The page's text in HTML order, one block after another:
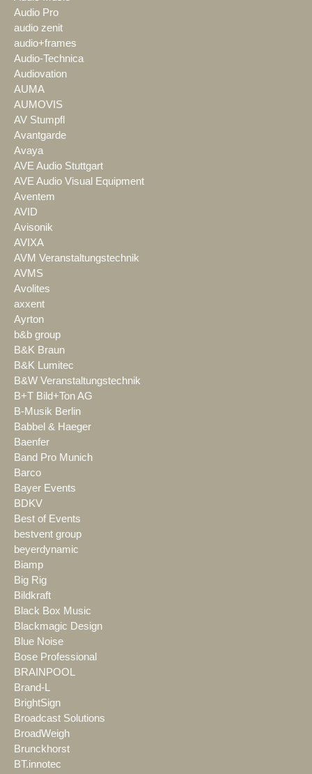
Audio Pro
audio zenit
audio+frames
Audio-Technica
Audiovation
AUMA
AUMOVIS
AV Stumpfl
Avantgarde
Avaya
AVE Audio Stuttgart
AVE Audio Visual Equipment
Aventem
AVID
Avisonik
AVIXA
AVM Veranstaltungstechnik
AVMS
Avolites
axxent
Ayrton
b&b group
B&K Braun
B&K Lumitec
B&W Veranstaltungstechnik
B+T Bild+Ton AG
B-Musik Berlin
Babbel & Haeger
Baenfer
Band Pro Munich
Barco
Bayer Events
BDKV
Best of Events
bestvent group
beyerdynamic
Biamp
Big Rig
Bildkraft
Black Box Music
Blackmagic Design
Blue Noise
Bose Professional
BRAINPOOL
Brand-L
BrightSign
Broadcast Solutions
BroadWeigh
Brunckhorst
BT.innotec